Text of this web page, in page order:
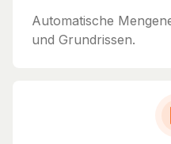
Automatische
und Grundrissen.